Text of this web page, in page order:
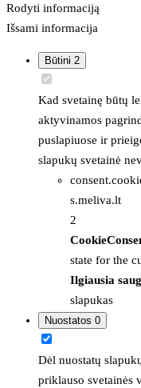
Rodyti informaciją
Išsami informacija
Būtini 2
Kad svetainę būtų
aktyvinamos
puslapiuose ir
slapukų svetainė
s.meliva.lt
2
state for the
Ilgiausia
slapukas
Nuostatos 0
Dėl nuostatų
priklauso svetainės